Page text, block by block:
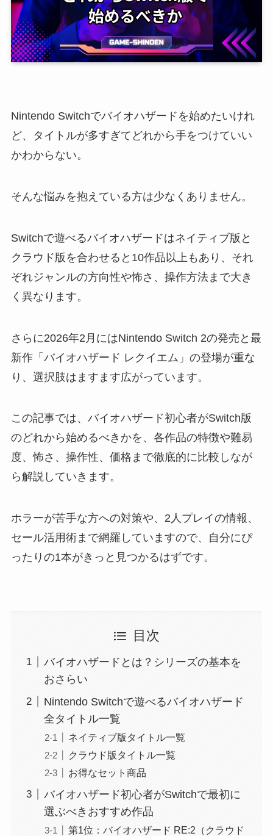
Nintendo Switchでバイオハザードを始めたいけれ
ど、タイトルが多すぎてどれから手をつけていい
かわからない。
そんな悩みを抱えている方は少なくありません。
Switchで遊べるバイオハザードはネイティブ版と
クラウド版を合わせると10作品以上もあり、それ
ぞれジャンルの方向性や怖さ、操作方法まで大き
く異なります。
さらに2026年2月にはNintendo Switch 2の発売と最
新作「バイオハザード レクイエム」の登場が重な
り、選択肢はますます広がっています。
この記事では、バイオハザード初心者がSwitch版
のどれから始めるべきかを、各作品の特徴や難易
度、怖さ、操作性、価格まで徹底的に比較しなが
ら解説していきます。
ホラーが苦手な方への対策や、2人プレイの情報、
セール活用術まで網羅していますので、自分にぴ
ったりの1本がきっと見つかるはずです。
目次
バイオハザードとは？シリーズの基本を
おさらい
Nintendo Switchで遊べるバイオハザード
全タイトル一覧
ネイティブ版タイトル一覧
クラウド版タイトル一覧
お得なセット商品
バイオハザード初心者がSwitchで最初に
選ぶべきおすすめ作品
第1位：バイオハザード RE:2（クラウド